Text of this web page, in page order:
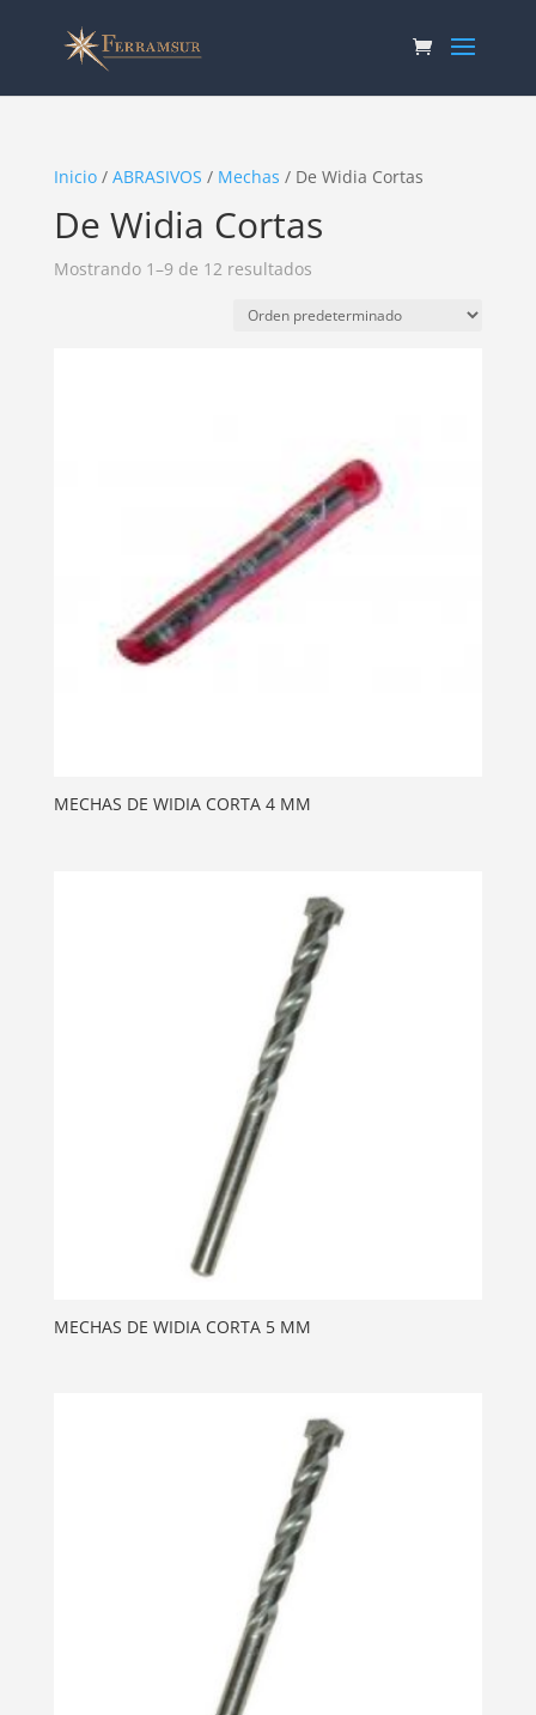
Inicio/ ABRASIVOS / Mechas / De Widia Cortas
De Widia Cortas
Mostrando 1–9 de 12 resultados
MECHAS DE WIDIA CORTA 4 MM
MECHAS DE WIDIA CORTA 5 MM